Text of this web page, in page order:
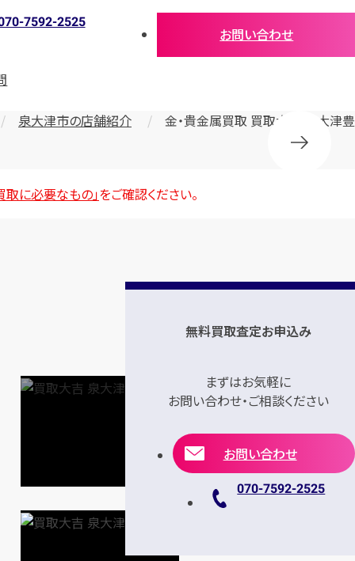
7592-2525
お問い合わせ
泉大津市の店舗紹介
金・貴金属買取 買取大吉 泉大津豊
取に必要なもの」をご確認ください。
無料買取査定お申込み
まずはお気軽に
お問い合わせ・ご相談ください
お問い合わせ
070-7592-2525